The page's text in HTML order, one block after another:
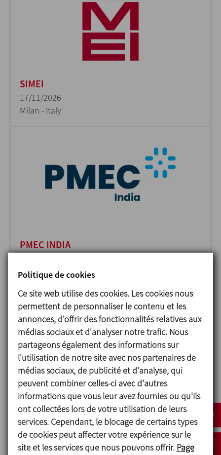
SIMEI
17/11/2026
Milan - Italy
PMEC INDIA
Delhi - India
ANUGA FOODTEC
23/02/2027
Cologne - Germany
Politique de cookies
Ce site web utilise des cookies. Les cookies nous
permettent de personnaliser le contenu et les
annonces, d'offrir des fonctionnalités relatives aux
médias sociaux et d'analyser notre trafic. Nous
partageons également des informations sur
l'utilisation de notre site avec nos partenaires de
médias sociaux, de publicité et d'analyse, qui
peuvent combiner celles-ci avec d'autres
informations que vous leur avez fournies ou qu'ils
ont collectées lors de votre utilisation de leurs
services. Cependant, le blocage de certains types
de cookies peut affecter votre expérience sur le
site et les services que nous pouvons offrir. Page